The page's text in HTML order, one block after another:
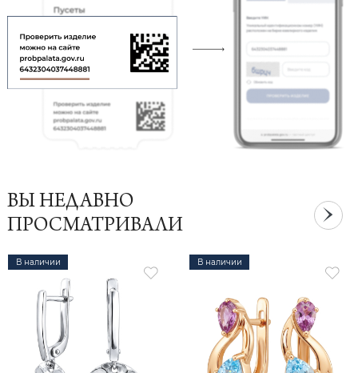
ВЫ НЕДАВНО
ПРОСМАТРИВАЛИ
В наличии В наличии